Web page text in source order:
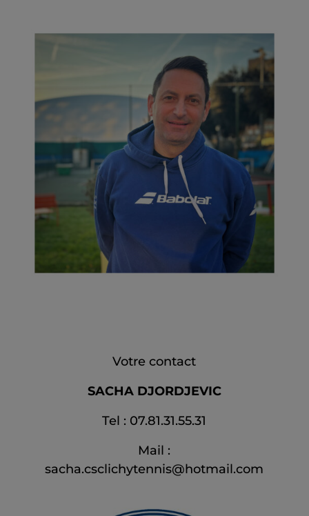
Votre contact
SACHA DJORDJEVIC
Tel : 07.81.31.55.31
Mail :
sacha.csclichytennis@hotmail.com